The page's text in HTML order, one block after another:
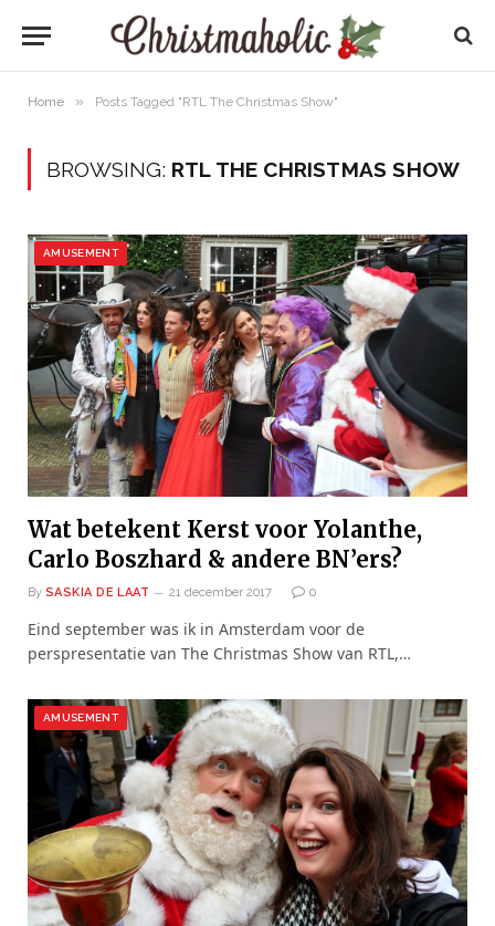
Home » Posts Tagged "RTL The Christmas Show"
BROWSING: RTL THE CHRISTMAS SHOW
AMUSEMENT
Wat betekent Kerst voor Yolanthe,
Carlo Boszhard & andere BN’ers?
By SASKIA DE LAAT 21 december 2017 0
Eind september was ik in Amsterdam voor de
perspresentatie van The Christmas Show van RTL,…
AMUSEMENT